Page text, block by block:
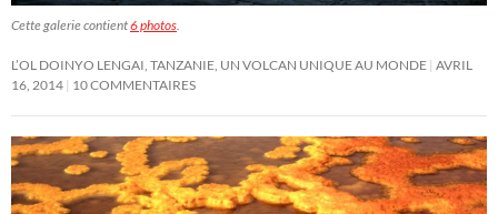
Cette galerie contient6 photos.
L’OL DOINYO LENGAI, TANZANIE, UN VOLCAN UNIQUE AU MONDE AVRIL
16, 2014 10 COMMENTAIRES